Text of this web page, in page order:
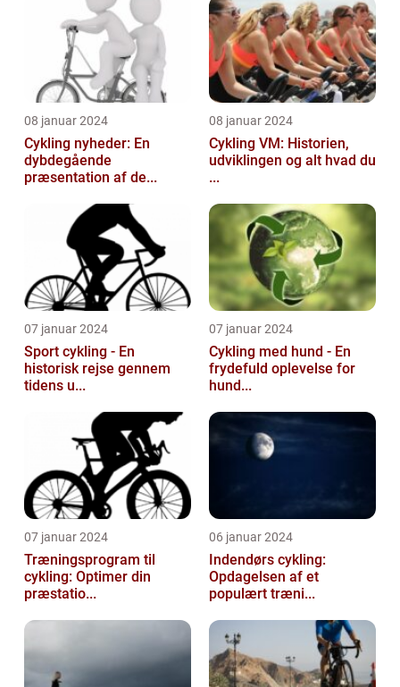
08 januar 2024
Cykling nyheder: En
dybdegående
præsentation af de...
08 januar 2024
Cykling VM: Historien,
udviklingen og alt hvad du
...
07 januar 2024
Sport cykling - En
historisk rejse gennem
tidens u...
07 januar 2024
Cykling med hund - En
frydefuld oplevelse for
hund...
07 januar 2024
Træningsprogram til
cykling: Optimer din
præstatio...
06 januar 2024
Indendørs cykling:
Opdagelsen af et
populært træni...